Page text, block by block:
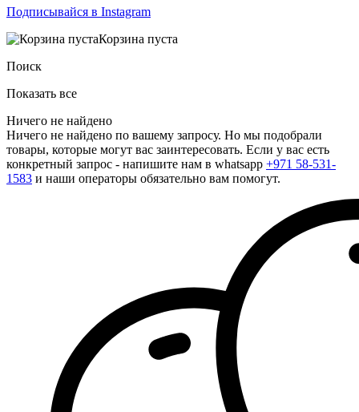
Подписывайся в Instagram
Корзина пуста
Поиск
Показать все
Ничего не найдено
Ничего не найдено по вашему запросу. Но мы подобрали
товары, которые могут вас заинтересовать. Если у вас есть
конкретный запрос - напишите нам в whatsapp +971 58-531-
1583 и наши операторы обязательно вам помогут.